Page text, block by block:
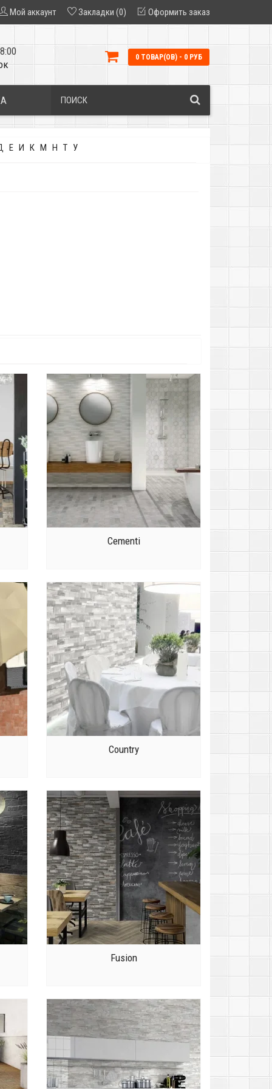
Мой аккаунт Закладки (0) Оформить заказ
0 ТОВАР(ОВ) - 0 РУБ
Е И К М Н Т У
Cementi
Country
Fusion